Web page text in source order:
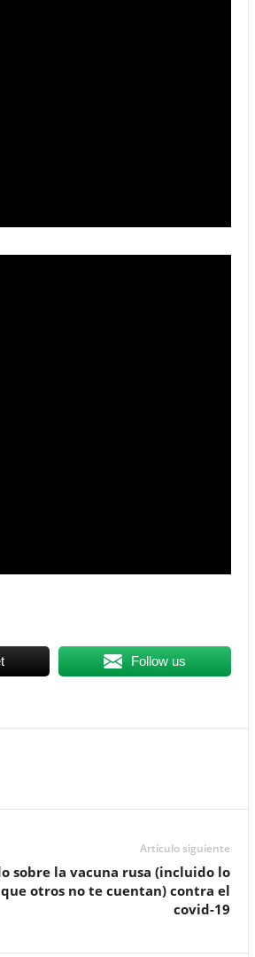
Follow us
Artículo siguiente
sobre la vacuna rusa (incluido lo
que otros no te cuentan) contra el
covid-19